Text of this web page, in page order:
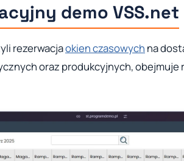
demo VSS.net
rezerwacjaokien czasowych na
oraz produkcyjnych, obejmuje